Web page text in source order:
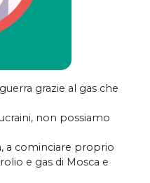
grazie al gas che
non possiamo
a cominciare proprio
e gas di Mosca e